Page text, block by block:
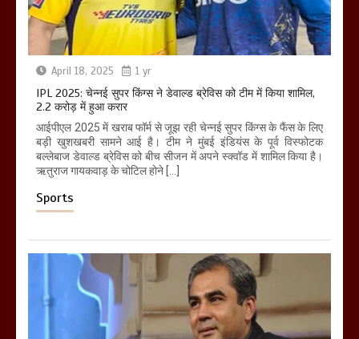
April 18, 2025 1 yr
IPL 2025: चेन्नई सुपर किंग्स ने डेवाल्ड ब्रेविस को टीम में किया शामिल,
2.2 करोड़ में हुआ करार
आईपीएल 2025 में खराब फॉर्म से जूझ रही चेन्नई सुपर किंग्स के फैंस के लिए
बड़ी खुशखबरी सामने आई है। टीम ने मुंबई इंडियंस के पूर्व विस्फोटक
बल्लेबाज डेवाल्ड ब्रेविस को बीच सीजन में अपने स्क्वॉड में शामिल किया है।
ऋतुराज गायकवाड़ के चोटिल होने […]
Sports